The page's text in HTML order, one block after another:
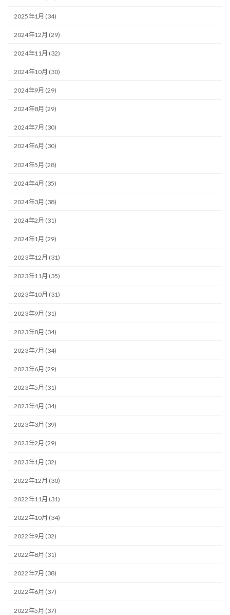
2025年1月 (34)
2024年12月 (29)
2024年11月 (32)
2024年10月 (30)
2024年9月 (29)
2024年8月 (29)
2024年7月 (30)
2024年6月 (30)
2024年5月 (28)
2024年4月 (35)
2024年3月 (38)
2024年2月 (31)
2024年1月 (29)
2023年12月 (31)
2023年11月 (35)
2023年10月 (31)
2023年9月 (31)
2023年8月 (34)
2023年7月 (34)
2023年6月 (29)
2023年5月 (31)
2023年4月 (34)
2023年3月 (39)
2023年2月 (29)
2023年1月 (32)
2022年12月 (30)
2022年11月 (31)
2022年10月 (34)
2022年9月 (32)
2022年8月 (31)
2022年7月 (38)
2022年6月 (37)
2022年5月 (37)